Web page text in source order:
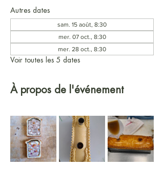
Autres dates
sam. 15 août, 8:30
mer. 07 oct., 8:30
mer. 28 oct., 8:30
Voir toutes les 5 dates
À propos de l'événement